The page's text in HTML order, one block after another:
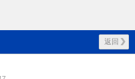
返回